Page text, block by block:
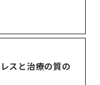
スと治療の質の